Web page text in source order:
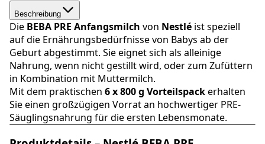
Beschreibung
Die BEBA PRE Anfangsmilch von Nestlé ist speziell
auf die Ernährungsbedürfnisse von Babys ab der
Geburt abgestimmt. Sie eignet sich als alleinige
Nahrung, wenn nicht gestillt wird, oder zum Zufüttern
in Kombination mit Muttermilch.
Mit dem praktischen 6 x 800 g Vorteilspackerhalten
Sie einen großzügigen Vorrat an hochwertiger PRE-
Säuglingsnahrung für die ersten Lebensmonate.